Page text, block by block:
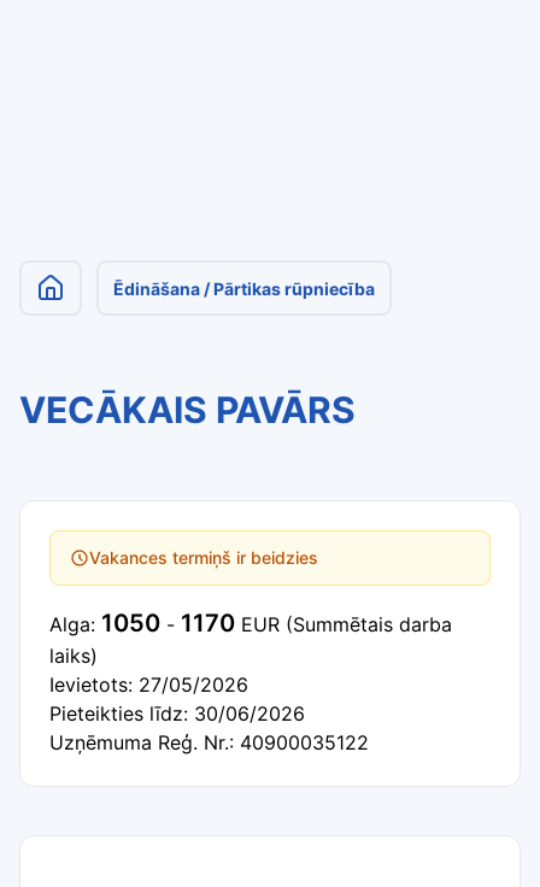
Ēdināšana / Pārtikas rūpniecība
VECĀKAIS PAVĀRS
Vakances termiņš ir beidzies
Alga: 1050 - 1170 EUR (Summētais darba
laiks)
Ievietots: 27/05/2026
Pieteikties līdz: 30/06/2026
Uzņēmuma Reģ. Nr.: 40900035122